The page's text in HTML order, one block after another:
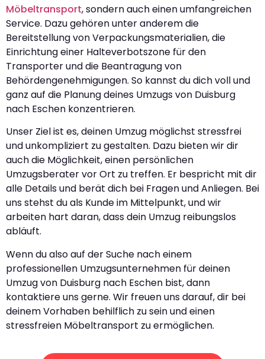
Möbeltransport, sondern auch einen umfangreichen
Service. Dazu gehören unter anderem die
Bereitstellung von Verpackungsmaterialien, die
Einrichtung einer Halteverbotszone für den
Transporter und die Beantragung von
Behördengenehmigungen. So kannst du dich voll und
ganz auf die Planung deines Umzugs von Duisburg
nach Eschen konzentrieren.
Unser Ziel ist es, deinen Umzug möglichst stressfrei
und unkompliziert zu gestalten. Dazu bieten wir dir
auch die Möglichkeit, einen persönlichen
Umzugsberater vor Ort zu treffen. Er bespricht mit dir
alle Details und berät dich bei Fragen und Anliegen. Bei
uns stehst du als Kunde im Mittelpunkt, und wir
arbeiten hart daran, dass dein Umzug reibungslos
abläuft.
Wenn du also auf der Suche nach einem
professionellen Umzugsunternehmen für deinen
Umzug von Duisburg nach Eschen bist, dann
kontaktiere uns gerne. Wir freuen uns darauf, dir bei
deinem Vorhaben behilflich zu sein und einen
stressfreien Möbeltransport zu ermöglichen.